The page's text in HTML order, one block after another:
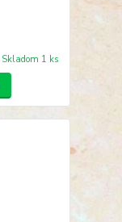
Skladom 1 ks